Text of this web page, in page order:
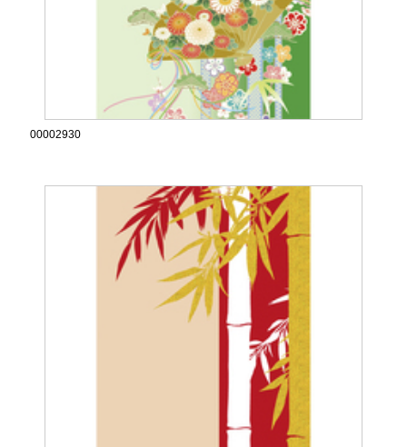
00002930